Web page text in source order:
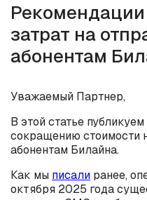
затрат на
абонентам
Уважаемый Партнер,
В этой статье
сокращению стоимости
абонентам Билайна.
Как мы писали ранее,
октября 2025 года